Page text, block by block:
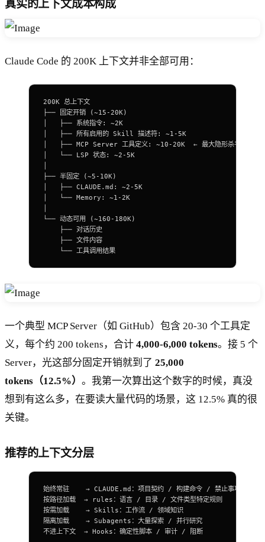
真实的上下文成本构成
Claude Code 的 200K 上下文并非全部可用：
200K 总上下文
├── 固定开销 (~15-20K)
│   ├── 系统指令: ~2K
│   ├── 所有启用的 Skill 描述符: ~1-5K
│   ├── MCP Server 工具定义: ~10-20K  ← 最大隐形杀手
│   └── LSP 状态: ~2-5K
├── 半固定 (~5-10K)
│   ├── CLAUDE.md: ~2-5K
│   └── Memory: ~1-2K
└── 动态可用 (~160-180K)
    ├── 对话历史
    ├── 文件内容
    └── 工具调用结果
一个典型 MCP Server（如 GitHub）包含 20-30 个工具定
义，每个约 200 tokens，合计 4,000-6,000 tokens。接 5 个
Server，光这部分固定开销就到了 25,000
tokens（12.5%） 。我第一次算出这个数字的时候，真没
想到有这么多，在要读大量代码的场景，这 12.5% 真的很
关键。
推荐的上下文分层
始终常驻    → CLAUDE.md：项目契约 / 构建命令 / 禁止事项
按路径加载  → rules：语言 / 目录 / 文件类型特定规则
按需加载    → Skills：工作流 / 领域知识
隔离加载    → Subagents：大量探索 / 并行研究
不进上下文  → Hooks：确定性脚本 / 审计 / 阻断